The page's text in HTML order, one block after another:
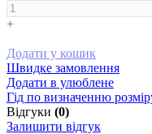
+
Додати у кошик
Швидке замовлення
Додати в улюблене
Гід по визначенню
Відгуки (0)
Залишити відгук